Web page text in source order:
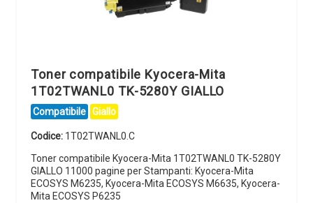
Toner compatibile Kyocera-Mita
1T02TWANL0 TK-5280Y GIALLO
Compatibile Giallo
Codice: 1T02TWANL0.C
Toner compatibile Kyocera-Mita 1T02TWANL0 TK-5280Y
GIALLO 11000 pagine per Stampanti: Kyocera-Mita
ECOSYS M6235, Kyocera-Mita ECOSYS M6635, Kyocera-
Mita ECOSYS P6235